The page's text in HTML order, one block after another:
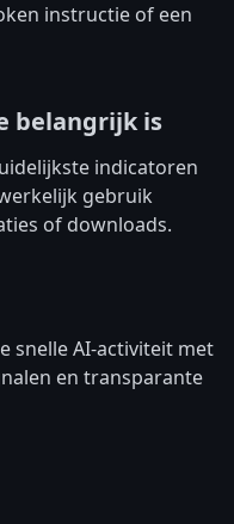
instructie of een
belangrijk is
indicatoren
gebruik
of downloads.
snelle AI-activiteit met
en transparante